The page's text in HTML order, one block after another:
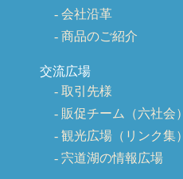
会社沿革
商品のご紹介
交流広場
取引先様
販促チーム（六社会）
観光広場（リンク集）
宍道湖の情報広場